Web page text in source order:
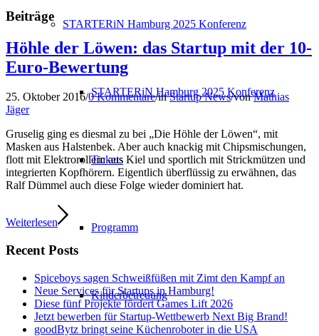
STARTERiN Hamburg 2025 Konferenz
STARTERiN Hamburg 2025 Konferenz
Tickets
Programm
Kinderbetreuung
Beiträge
Höhle der Löwen: das Startup mit der 10-
Euro-Bewertung
25. Oktober 2016/0 Kommentare/inStartup News/vonMathias
Jäger
Gruselig ging es diesmal zu bei „Die Höhle der Löwen“, mit
Masken aus Halstenbek. Aber auch knackig mit Chipsmischungen,
flott mit Elektrorollern aus Kiel und sportlich mit Strickmützen und
integrierten Kopfhörern. Eigentlich überflüssig zu erwähnen, das
Ralf Dümmel auch diese Folge wieder dominiert hat.
Weiterlesen
Recent Posts
Spiceboys sagen Schweißfüßen mit Zimt den Kampf an
Neue Services für Startups in Hamburg!
Diese fünf Projekte fördert Games Lift 2026
Jetzt bewerben für Startup-Wettbewerb Next Big Brand!
goodBytz bringt seine Küchenroboter in die USA